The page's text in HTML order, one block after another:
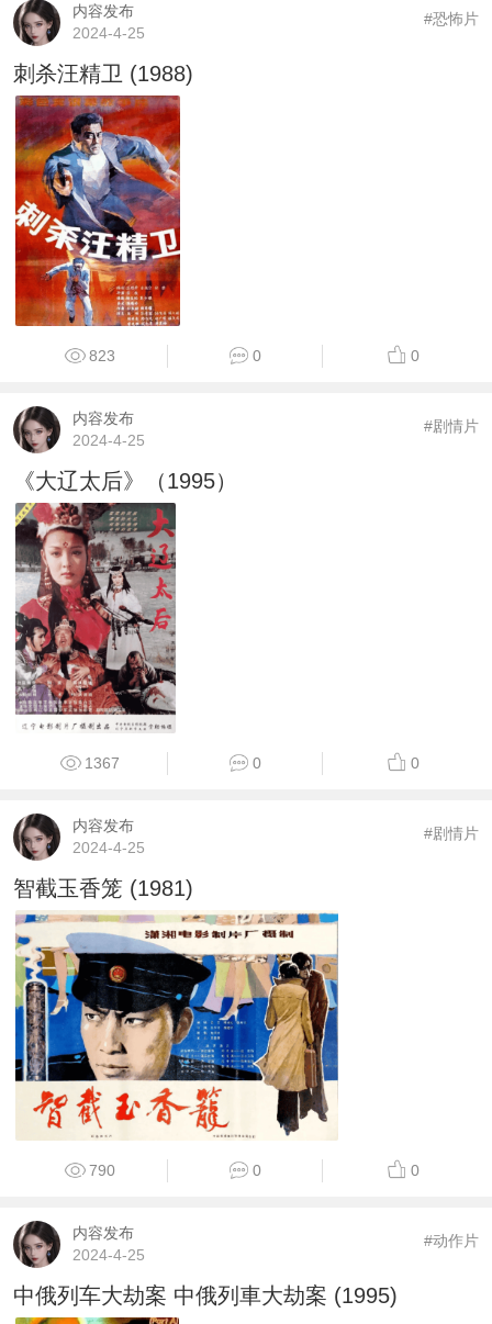
内容发布
2024-4-25
#恐怖片
刺杀汪精卫 (1988)
823 0 0
内容发布
2024-4-25
#剧情片
《大辽太后》（1995）
1367 0 0
内容发布
2024-4-25
#剧情片
智截玉香笼 (1981)
790 0 0
内容发布
2024-4-25
#动作片
中俄列车大劫案 中俄列車大劫案 (1995)